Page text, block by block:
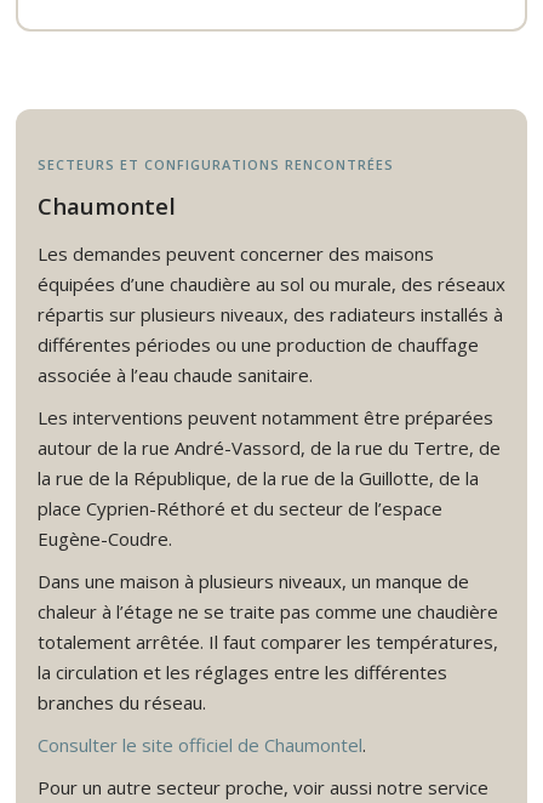
SECTEURS ET CONFIGURATIONS RENCONTRÉES
Chaumontel
Les demandes peuvent concerner des maisons
équipées d’une chaudière au sol ou murale, des réseaux
répartis sur plusieurs niveaux, des radiateurs installés à
différentes périodes ou une production de chauffage
associée à l’eau chaude sanitaire.
Les interventions peuvent notamment être préparées
autour de la rue André-Vassord, de la rue du Tertre, de
la rue de la République, de la rue de la Guillotte, de la
place Cyprien-Réthoré et du secteur de l’espace
Eugène-Coudre.
Dans une maison à plusieurs niveaux, un manque de
chaleur à l’étage ne se traite pas comme une chaudière
totalement arrêtée. Il faut comparer les températures,
la circulation et les réglages entre les différentes
branches du réseau.
Consulter le site officiel de Chaumontel.
Pour un autre secteur proche, voir aussi notre service